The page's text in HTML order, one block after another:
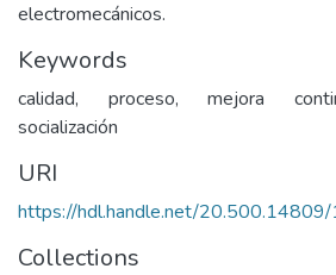
electromecánicos.
Keywords
calidad, proceso, mejora
socialización
URI
https://hdl.handle.net/
Collections